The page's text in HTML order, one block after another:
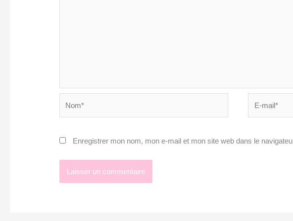
mail*
Enregistrer mon nom, mon e-mail et mon site web dans le